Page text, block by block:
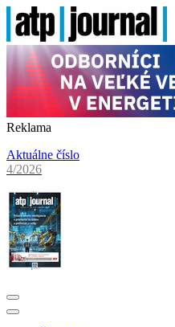
Reklama
Aktuálne číslo
4/2026